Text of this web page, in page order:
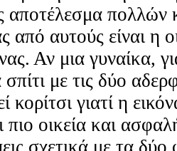
αποτέλεσμα πολλών
αυτούς είναι η
Αν μια γυναίκα,
με τις δύο
κορίτσι γιατί η
πιο οικεία και
σχετικά με τα